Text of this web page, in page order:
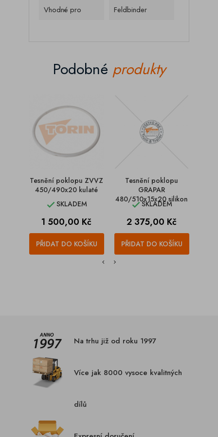
Vhodné pro Feldbinder
Podobné produkty
Tesnění poklopu ZVVZ
450/490x20 kulaté
SKLADEM
Cena
1 500,00 Kč
PŘIDAT DO KOŠÍKU
Tesnění poklopu
GRAPAR
480/510x15x20 silikon
SKLADEM
Cena
2 375,00 Kč
PŘIDAT DO KOŠÍKU
Na trhu již od roku 1997
Více jak 8000 vysoce kvalitných
dílů